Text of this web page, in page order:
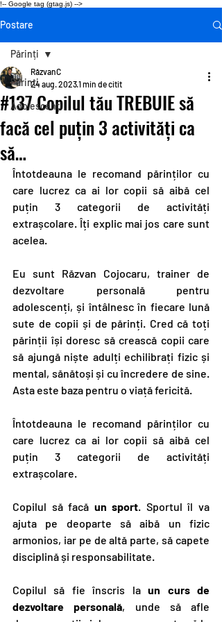
!-- Google tag (gtag.js) -->
Postare
Părinți
Adolescenți
Părinți
#137 Copilul tău TREBUIE să
facă cel puțin 3 activități ca
să…
RăzvanC
24 aug. 20231 min de citit
Întotdeauna le recomand părinților cu
care lucrez ca ai lor copii să aibă cel
puțin 3 categorii de activități
extrașcolare. Îți explic mai jos care sunt
acelea.
Eu sunt Răzvan Cojocaru, trainer de
dezvoltare personală pentru
adolescenți, și întâlnesc în fiecare lună
sute de copii și de părinți. Cred că toți
părinții își doresc să crească copii care
să ajungă niște adulți echilibrați fizic și
mental, sănătoși și cu încredere de sine.
Asta este baza pentru o viață fericită.
Întotdeauna le recomand părinților cu
care lucrez ca ai lor copii să aibă cel
puțin 3 categorii de activități
extrașcolare.
Copilul să facă un sport. Sportul îl va
ajuta pe deoparte să aibă un fizic
armonios, iar pe de altă parte, să capete
disciplină și responsabilitate.
Copilul să fie înscris la un curs de
dezvoltare personală, unde să afle